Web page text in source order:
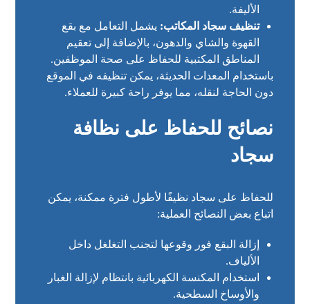
الأليفة.
تنظيف سجاد المكاتب: يشمل التعامل مع بقع
القهوة والشاي والدهون، بالإضافة إلى تعقيم
المناطق المكتبية للحفاظ على صحة الموظفين.
باستخدام المعدات الحديثة، يمكن تنظيفه في الموقع
دون الحاجة لنقله، مما يوفر راحة كبيرة للعملاء.
نصائح للحفاظ على نظافة
سجاد
للحفاظ على سجاد نظيفًا لأطول فترة ممكنة، يمكن
اتباع بعض النصائح العملية:
إزالة البقع فور وقوعها لتجنب التغلغل داخل
الألياف.
استخدام المكنسة الكهربائية بانتظام لإزالة الغبار
والأوساخ السطحية.